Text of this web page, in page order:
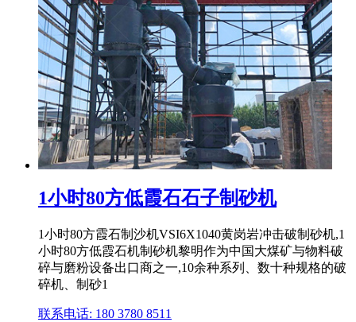
1小时80方低霞石石子制砂机
1小时80方霞石制沙机VSI6X1040黄岗岩冲击破制砂机,1
小时80方低霞石机制砂机黎明作为中国大煤矿与物料破
碎与磨粉设备出口商之一,10余种系列、数十种规格的破
碎机、制砂1
联系电话: 180 3780 8511